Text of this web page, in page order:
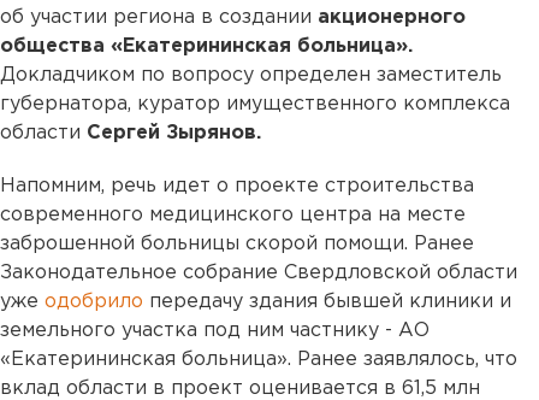
об участии региона в создании акционерного
общества «Екатерининская больница».
Докладчиком по вопросу определен заместитель
губернатора, куратор имущественного комплекса
области Сергей Зырянов.
Напомним, речь идет о проекте строительства
современного медицинского центра на месте
заброшенной больницы скорой помощи. Ранее
Законодательное собрание Свердловской области
уже одобрило передачу здания бывшей клиники и
земельного участка под ним частнику - АО
«Екатерининская больница». Ранее заявлялось, что
вклад области в проект оценивается в 61,5 млн